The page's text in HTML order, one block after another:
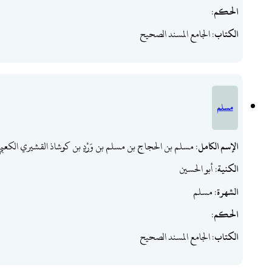
الحكم:
الكتاب: الجامع المسند الصحيح
مسلم
الإسم الكامل: مسلم بن الحجاج بن مسلم بن وَرْدٍ بن كوشاذ القشيري
الكنية: أبو الحسين
الشهرة: مسلم
الحكم:
الكتاب: الجامع المسند الصحيح